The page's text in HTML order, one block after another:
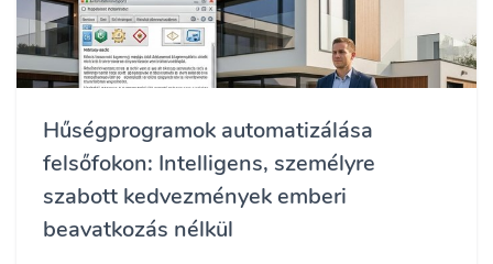
Hűségprogramok automatizálása
felsőfokon: Intelligens, személyre
szabott kedvezmények emberi
beavatkozás nélkül